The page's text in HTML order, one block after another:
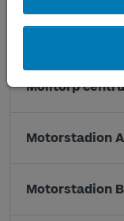
Mölltorp
Motorstadion A
Motorstadion B